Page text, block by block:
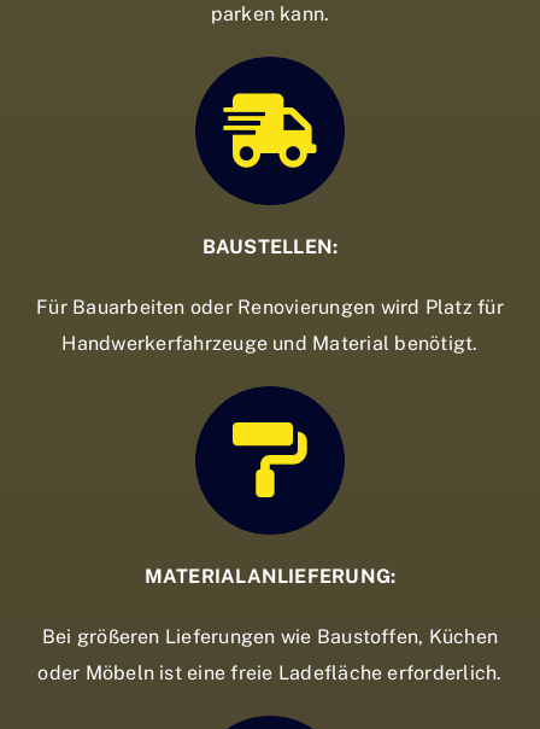
parken kann.
BAUSTELLEN:
Für Bauarbeiten oder Renovierungen wird Platz für
Handwerkerfahrzeuge und Material benötigt.
MATERIALANLIEFERUNG:
Bei größeren Lieferungen wie Baustoffen, Küchen
oder Möbeln ist eine freie Ladefläche erforderlich.